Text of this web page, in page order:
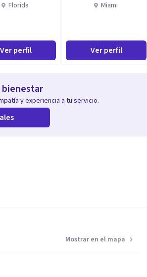
Florida
Ver perfil
Miami
Ver perfil
bienestar
y experiencia a tu servicio.
Mostrar en el mapa